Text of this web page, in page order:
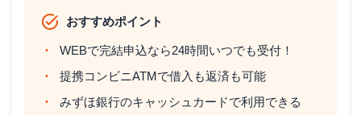
おすすめポイント
WEBで完結申込なら24時間いつでも受付！
提携コンビニATMで借入も返済も可能
みずほ銀行のキャッシュカードで利用できる